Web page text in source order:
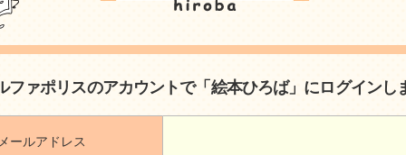
ファポリスのアカウントで「絵本ひろば」にログインし
ールアドレス